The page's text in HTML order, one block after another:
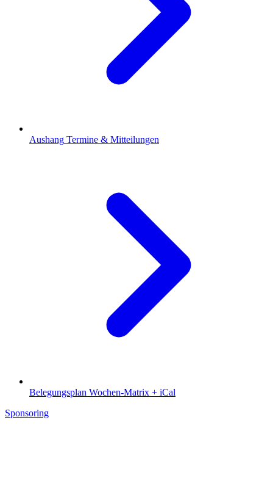
Aushang Termine & Mitteilungen
Belegungsplan Wochen-Matrix + iCal
Sponsoring